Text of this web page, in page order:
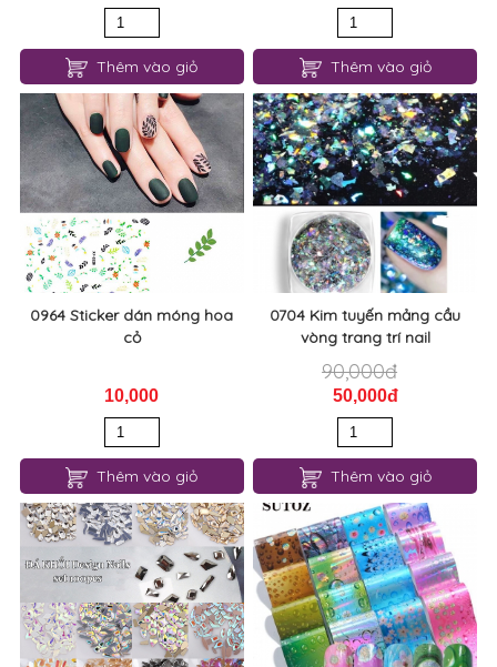
Thêm vào giỏ Thêm vào giỏ
0964 Sticker dán móng hoa
cỏ
10,000
Thêm vào giỏ
0704 Kim tuyến mảng cầu
vòng trang trí nail
90,000đ
50,000đ
Thêm vào giỏ